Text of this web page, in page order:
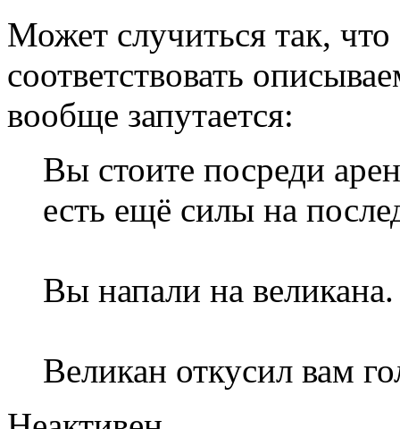
Может случиться так,
соответствовать
вообще запутается:
Вы стоите посреди
есть ещё силы на
Вы напали на великана.
Великан откусил вам